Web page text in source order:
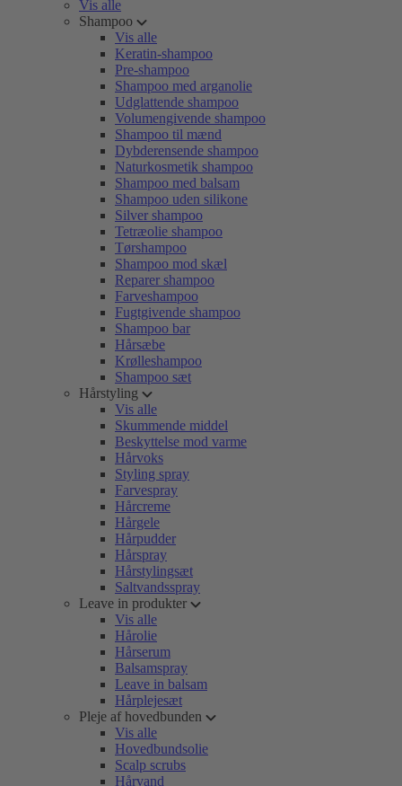
Vis alle
Shampoo
Vis alle
Keratin-shampoo
Pre-shampoo
Shampoo med arganolie
Udglattende shampoo
Volumengivende shampoo
Shampoo til mænd
Dybderensende shampoo
Naturkosmetik shampoo
Shampoo med balsam
Shampoo uden silikone
Silver shampoo
Tetræolie shampoo
Tørshampoo
Shampoo mod skæl
Reparer shampoo
Farveshampoo
Fugtgivende shampoo
Shampoo bar
Hårsæbe
Krølleshampoo
Shampoo sæt
Hårstyling
Vis alle
Skummende middel
Beskyttelse mod varme
Hårvoks
Styling spray
Farvespray
Hårcreme
Hårgele
Hårpudder
Hårspray
Hårstylingsæt
Saltvandsspray
Leave in produkter
Vis alle
Hårolie
Hårserum
Balsamspray
Leave in balsam
Hårplejesæt
Pleje af hovedbunden
Vis alle
Hovedbundsolie
Scalp scrubs
Hårvand